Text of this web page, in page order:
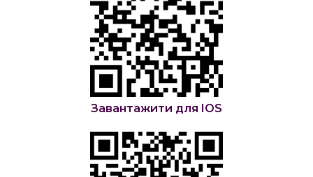
Завантажити для IOS